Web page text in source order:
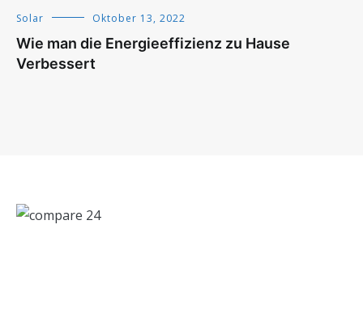
Solar Oktober 13, 2022
Wie man die Energieeffizienz zu Hause
Verbessert